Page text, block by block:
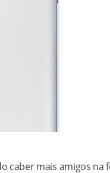
caber mais amigos na